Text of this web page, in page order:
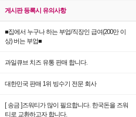
게시판 등록시 유의사항
■집에서 누구나 하는 부업/직장인 급여(200만 이
상) 버는 부업■
과일큐브 치즈 유통 판매 합니다.
대한민국 판매 1위 빙수기 전문 회사
[ 송금 ]즈워티가 많이 필요합니다. 한국돈을 즈워
티로 교환하고자 합니다.